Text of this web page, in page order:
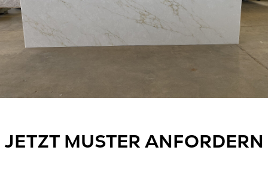
JETZT MUSTER ANFORDERN